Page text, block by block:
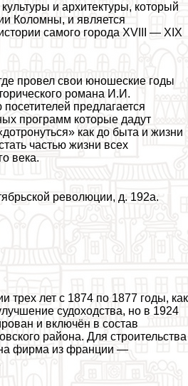
и архитектуры, который
Коломны, и является
самого города ХVIII — ХIХ
провел свои юношеские годы
романа И.И.
предлагается
программ которые дадут
как до быта и жизни
частью жизни всех
века.
революции, д. 192а.
трех лет с 1874 по 1877 годы, как
судоходства, но в 1924
и включён в состав
района. Для строительства
фирма из франции —